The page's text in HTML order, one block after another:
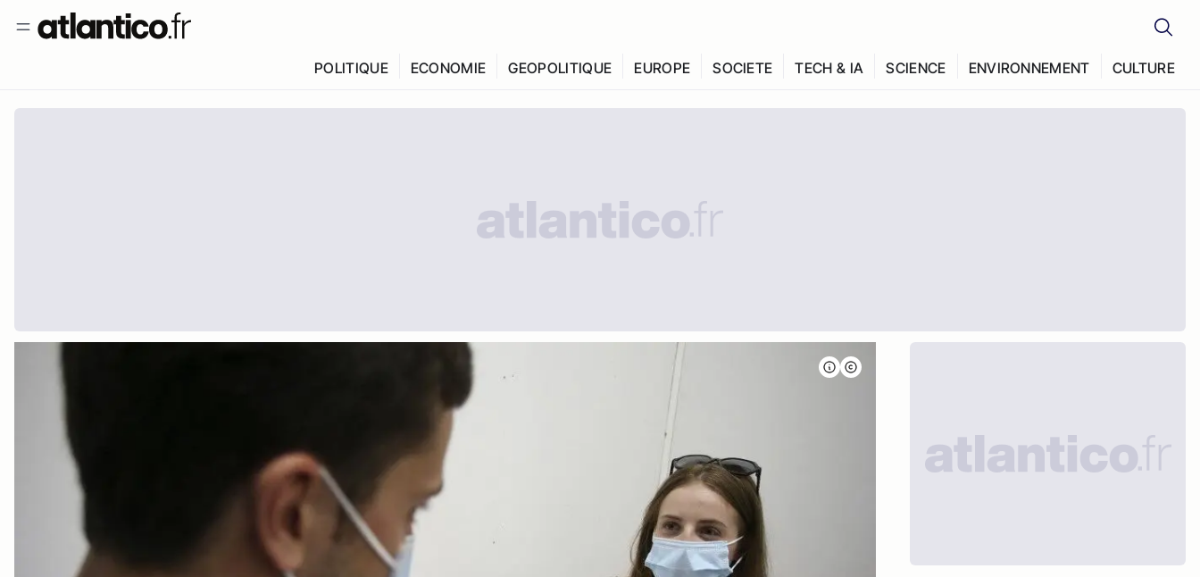
POLITIQUE ECONOMIE GEOPOLITIQUE EUROPE SOCIETE TECH & IA SCIENCE ENVIRONNEMENT CULTURE